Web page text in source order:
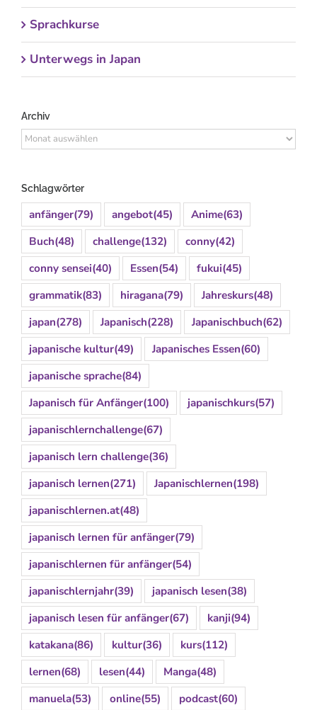
Sprachkurse
Unterwegs in Japan
Archiv
Archiv
Schlagwörter
anfänger(79) angebot(45) Anime(63)
Buch(48) challenge(132) conny(42)
conny sensei(40) Essen(54) fukui(45)
grammatik(83) hiragana(79) Jahreskurs(48)
japan(278) Japanisch(228) Japanischbuch(62)
japanische kultur(49) Japanisches Essen(60)
japanische sprache(84)
Japanisch für Anfänger(100) japanischkurs(57)
japanischlernchallenge(67)
japanisch lern challenge(36)
japanisch lernen(271) Japanischlernen(198)
japanischlernen.at(48)
japanisch lernen für anfänger(79)
japanischlernen für anfänger(54)
japanischlernjahr(39) japanisch lesen(38)
japanisch lesen für anfänger(67) kanji(94)
katakana(86) kultur(36) kurs(112)
lernen(68) lesen(44) Manga(48)
manuela(53) online(55) podcast(60)